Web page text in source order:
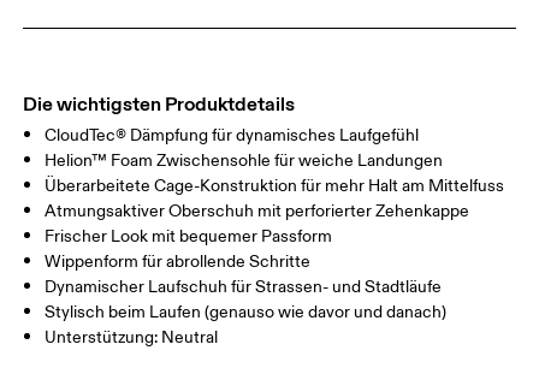
Die wichtigsten Produktdetails
CloudTec® Dämpfung für dynamisches Laufgefühl
Helion™ Foam Zwischensohle für weiche Landungen
Überarbeitete Cage-Konstruktion für mehr Halt am Mittelfuss
Atmungsaktiver Oberschuh mit perforierter Zehenkappe
Frischer Look mit bequemer Passform
Wippenform für abrollende Schritte
Dynamischer Laufschuh für Strassen- und Stadtläufe
Stylisch beim Laufen (genauso wie davor und danach)
Unterstützung: Neutral